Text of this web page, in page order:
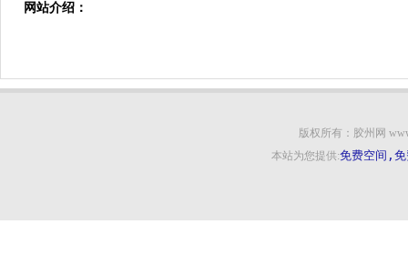
网站介绍：
版权所有：胶州网
本站为您提供:免费空间,免